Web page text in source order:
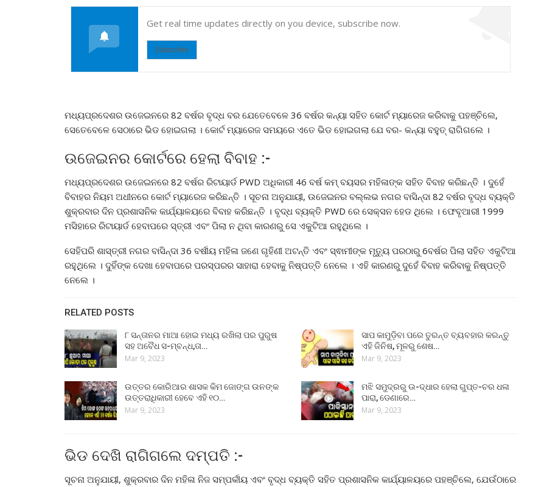
Get real time updates directly on you device, subscribe now.
Subscribe
ମଧ୍ୟପ୍ରଦେଶର ଉଜେଇନରେ 82 ବର୍ଷର ବୃଦ୍ଧ ବର ଯେତେବେଳେ 36 ବର୍ଷର କନ୍ୟା ସହିତ କୋର୍ଟ ମ୍ୟାରେଜ କରିବାକୁ ପହଞ୍ଚିଲେ,
ସେତେବେଳେ ସେଠାରେ ଭିଡ ହୋଇଗଲା । କୋର୍ଟ ମ୍ୟାରେଜ ସମୟରେ ଏତେ ଭିଡ ହୋଇଗଲା ଯେ ବର- କନ୍ୟା ବହୁତ୍ ରାଗିଗଲେ ।
ଉଜେଇନର କୋର୍ଟରେ ହେଲା ବିବାହ :-
ମଧ୍ୟପ୍ରଦେଶର ଉଜେଇନରେ 82 ବର୍ଷର ରିଟାୟାର୍ଡ PWD ଅଧିକାରୀ 46 ବର୍ଷ କମ୍ ବୟସର ମହିଳାଙ୍କ ସହିତ ବିବାହ କରିଛନ୍ତି । ଦୁହେଁ
ବିବାହର ନିୟମ ଅଧୀନରେ କୋର୍ଟ ମ୍ୟାରେଜ କରିଛନ୍ତି । ସୂଚନା ଅନୁଯାୟୀ, ଉଜେଇନର ବଲ୍ଲଭ ନଗର ବାସିନ୍ଦା 82 ବର୍ଷର ବୃଦ୍ଧ ବ୍ୟକ୍ତି
ଶୁକ୍ରବାର ଦିନ ପ୍ରଶାସନିକ କାର୍ଯ୍ୟାଳୟରେ ବିବାହ କରିଛନ୍ତି । ବୃଦ୍ଧ ବ୍ୟକ୍ତି PWD ରେ ସେକ୍ସନ ହେଡ ଥିଲେ । ଫେବୃଆରୀ 1999
ମସିହାରେ ରିଟାୟାର୍ଡ ହେବାପରେ ସ୍ତ୍ରୀ ଏବଂ ପିଲା ନ ଥିବା କାରଣରୁ ସେ ଏକୁଟିଆ ରହୁଥିଲେ ।
ସେହିପରି ଶାସ୍ତ୍ରୀ ନଗର ବାସିନ୍ଦା 36 ବର୍ଷୀୟ ମହିଳା ଜଣେ ଗୃହିଣୀ ଅଟନ୍ତି ଏବଂ ସ୍ଵାମୀଙ୍କ ମୃତ୍ୟୁ ପରଠାରୁ 6ବର୍ଷର ପିଲା ସହିତ ଏକୁଟିଆ
ରହୁଥିଲେ । ଦୁହିଁଙ୍କ ଦେଖା ହେବାପରେ ପରସ୍ପରର ସାହାରା ହେବାକୁ ନିଷ୍ପତ୍ତି ନେଲେ । ଏହି କାରଣରୁ ଦୁହେଁ ବିବାହ କରିବାକୁ ନିଷ୍ପତ୍ତି
ନେଲେ ।
RELATED POSTS
୮ ସନ୍ତାନର ମାଆ ହୋଇ ମଧ୍ୟ ରଖିଲା ପର ପୁରୁଷ
ସହ ଅବୈଧ ସ-ମ୍ବନ୍ଧ,ତା…
Mar 9, 2023
ସାପ କାମୁଡ଼ିବା ପରେ ତୁରନ୍ତ ବ୍ୟବହାର କରନ୍ତୁ
ଏହି ଜିନିଷ, ମୂଳରୁ ଶେଷ…
Mar 9, 2023
ଉତ୍ତର କୋରିଆର ଶାସକ କିମ ଜୋଙ୍ଗ ଉନଙ୍କ
ଉତ୍ତରାଧିକାରୀ ହେବେ ଏହି ୧୦…
Mar 9, 2023
ମଝି ସମୁଦ୍ରରୁ ଉ-ଦ୍ଧାର ହେଲା ଗୁପ୍ତ-ଚର ଧଳା
ପାରା, ଡେଣାରେ…
Mar 9, 2023
ଭିଡ ଦେଖି ରାଗିଗଲେ ଦମ୍ପତି :-
ସୂଚନା ଅନୁଯାୟୀ, ଶୁକ୍ରବାର ଦିନ ମହିଳା ନିଜ ସମ୍ପର୍କୀୟ ଏବଂ ବୃଦ୍ଧ ବ୍ୟକ୍ତି ସହିତ ପ୍ରଶାସନିକ କାର୍ଯ୍ୟାଳୟରେ ପହଞ୍ଚିଲେ, ଯେଉଁଠାରେ